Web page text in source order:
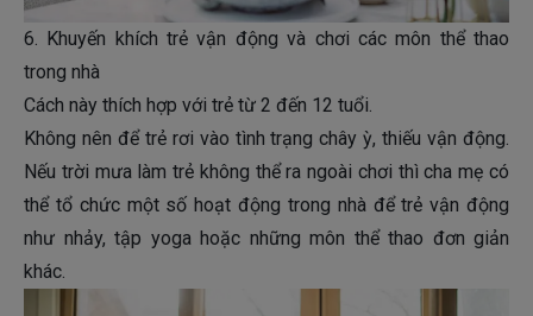
6. Khuyến khích trẻ vận động và chơi các môn thể thao
trong nhà
Cách này thích hợp với trẻ từ 2 đến 12 tuổi.
Không nên để trẻ rơi vào tình trạng chây ỳ, thiếu vận động.
Nếu trời mưa làm trẻ không thể ra ngoài chơi thì cha mẹ có
thể tổ chức một số hoạt động trong nhà để trẻ vận động
như nhảy, tập yoga hoặc những môn thể thao đơn giản
khác.